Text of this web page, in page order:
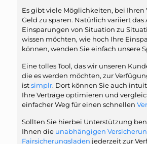
Es gibt viele Möglichkeiten, bei Ihren
Geld zu sparen. Natürlich variiert das
Einsparungen von Situation zu
wissen möchten, wie hoch Ihre
können, wenden Sie einfach unsere
Eine tolles Tool, das wir unseren
die es werden möchten, zur
istsimplr. Dort können Sie auch
Ihre Verträge optimieren und
einfacher Weg für einen schnellen
Sollten Sie hierbei Unterstützung
Ihnen die unabhängigen
Fairsicherungsladen jederzeit zur